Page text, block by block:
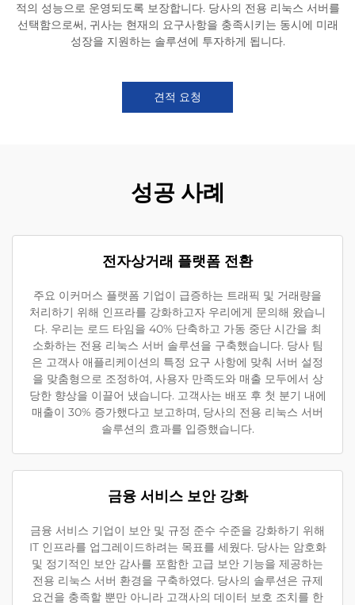
적의 성능으로 운영되도록 보장합니다. 당사의 전용 리눅스 서버를
선택함으로써, 귀사는 현재의 요구사항을 충족시키는 동시에 미래
성장을 지원하는 솔루션에 투자하게 됩니다.
견적 요청
성공 사례
전자상거래 플랫폼 전환
주요 이커머스 플랫폼 기업이 급증하는 트래픽 및 거래량을
처리하기 위해 인프라를 강화하고자 우리에게 문의해 왔습니
다. 우리는 로드 타임을 40% 단축하고 가동 중단 시간을 최
소화하는 전용 리눅스 서버 솔루션을 구축했습니다. 당사 팀
은 고객사 애플리케이션의 특정 요구 사항에 맞춰 서버 설정
을 맞춤형으로 조정하여, 사용자 만족도와 매출 모두에서 상
당한 향상을 이끌어 냈습니다. 고객사는 배포 후 첫 분기 내에
매출이 30% 증가했다고 보고하며, 당사의 전용 리눅스 서버
솔루션의 효과를 입증했습니다.
금융 서비스 보안 강화
금융 서비스 기업이 보안 및 규정 준수 수준을 강화하기 위해
IT 인프라를 업그레이드하려는 목표를 세웠다. 당사는 암호화
및 정기적인 보안 감사를 포함한 고급 보안 기능을 제공하는
전용 리눅스 서버 환경을 구축하였다. 당사의 솔루션은 규제
요건을 충족할 뿐만 아니라 고객사의 데이터 보호 조치를 한